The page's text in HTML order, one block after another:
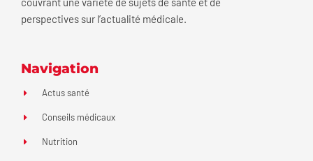
perspectives sur l’actualité médicale.
Navigation
Actus santé
Conseils médicaux
Nutrition